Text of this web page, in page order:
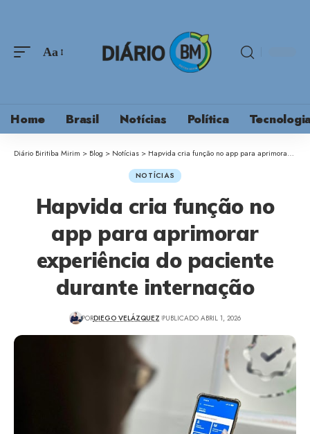
Aa
Home Brasil Notícias Política
Diário Biritiba Mirim > Blog > Notícias > Hapvida cria função no app para aprimorar experiência do paciente durante internação
NOTÍCIAS
Hapvida cria função no
app para aprimorar
experiência do paciente
durante internação
PORDIEGO VELÁZQUEZ PUBLICADO ABRIL 1, 2026